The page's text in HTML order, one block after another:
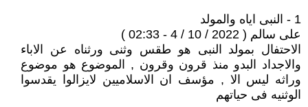
1 - النبى اياه والمولد
على سالم ( 2022 / 10 / 4 - 02:33 )
الاحتفال بمولد النبى هو طقس وثنى ورثناه عن الاباء
والاجداد البدو منذ قرون وقرون , الموضوع هو موضوع
وراثه ليس الا , مؤسف ان الاسلاميين لايزالوا يقدسوا
الوثنيه فى حياتهم